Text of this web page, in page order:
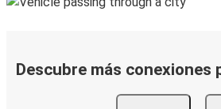
Descubre más conexiones